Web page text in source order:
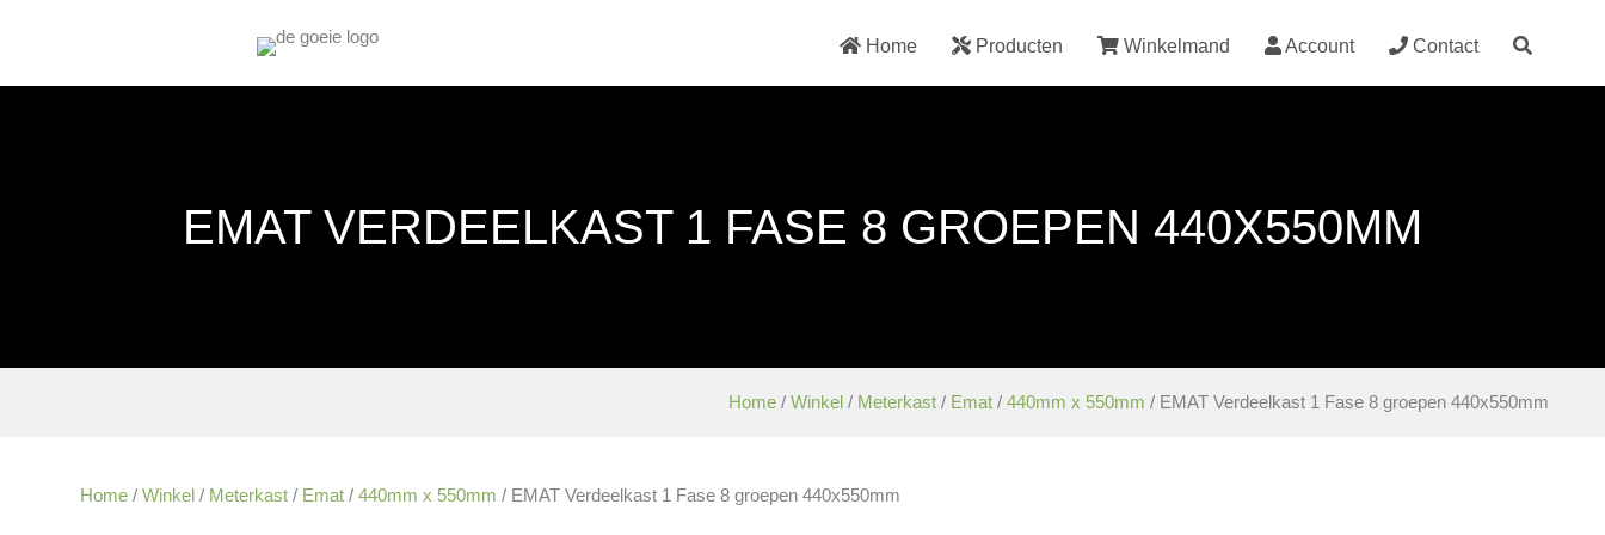
Home Producten Winkelmand Account Contact
EMAT VERDEELKAST 1 FASE 8 GROEPEN 440X550MM
Home / Winkel / Meterkast / Emat / 440mm x 550mm / EMAT Verdeelkast 1 Fase 8 groepen 440x550mm
Home /Winkel / Meterkast / Emat /440mm x 550mm / EMAT Verdeelkast 1 Fase 8 groepen 440x550mm